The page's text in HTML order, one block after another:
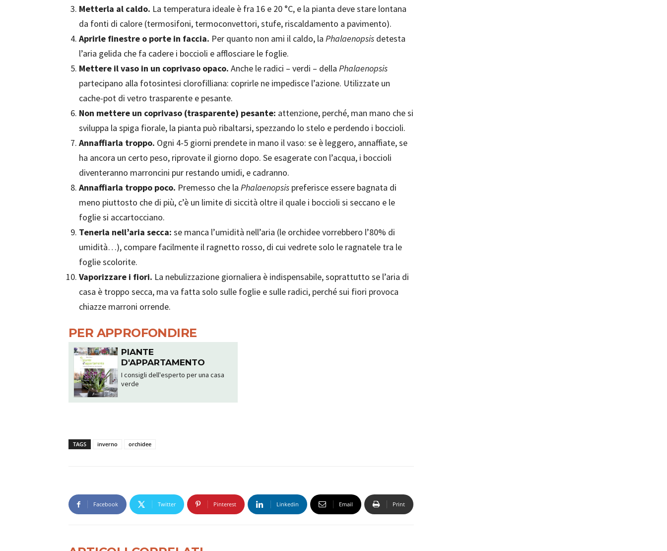
Metterla al caldo. La temperatura ideale è fra 16 e 20 °C, e la pianta deve stare lontana
da fonti di calore (termosifoni, termoconvettori, stufe, riscaldamento a pavimento).
Aprirle finestre o porte in faccia. Per quanto non ami il caldo, la Phalaenopsis detesta
l’aria gelida che fa cadere i boccioli e afflosciare le foglie.
Mettere il vaso in un coprivaso opaco. Anche le radici – verdi – della Phalaenopsis
partecipano alla fotosintesi clorofilliana: coprirle ne impedisce l’azione. Utilizzate un
cache-pot di vetro trasparente e pesante.
Non mettere un coprivaso (trasparente) pesante: attenzione, perché, man mano che si
sviluppa la spiga fiorale, la pianta può ribaltarsi, spezzando lo stelo e perdendo i boccioli.
Annaffiarla troppo. Ogni 4-5 giorni prendete in mano il vaso: se è leggero, annaffiate, se
ha ancora un certo peso, riprovate il giorno dopo. Se esagerate con l’acqua, i boccioli
diventeranno marroncini pur restando umidi, e cadranno.
Annaffiarla troppo poco. Premesso che la Phalaenopsis preferisce essere bagnata di
meno piuttosto che di più, c’è un limite di siccità oltre il quale i boccioli si seccano e le
foglie si accartocciano.
Tenerla nell’aria secca: se manca l’umidità nell’aria (le orchidee vorrebbero l’80% di
umidità…), compare facilmente il ragnetto rosso, di cui vedrete solo le ragnatele tra le
foglie scolorite.
Vaporizzare i fiori. La nebulizzazione giornaliera è indispensabile, soprattutto se l’aria di
casa è troppo secca, ma va fatta solo sulle foglie e sulle radici, perché sui fiori provoca
chiazze marroni orrende.
PER APPROFONDIRE
PIANTE
D'APPARTAMENTO
I consigli dell'esperto per una casa
verde
TAGS inverno orchidee
Facebook Twitter Pinterest Linkedin Email Print